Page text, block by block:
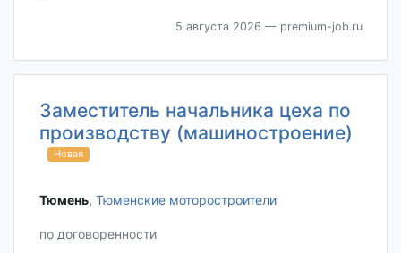
5 августа 2026 — premium-job.ru
Заместитель начальника цеха по
производству (машиностроение)
Новая
Тюмень‎, Тюменские моторостроители
по договоренности